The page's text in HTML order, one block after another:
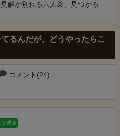
解が別れる六人衆、見つかる
るんだが、どうやったらこ
コメント(24)